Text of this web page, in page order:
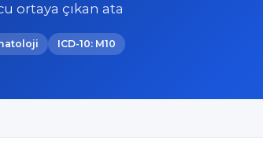
ortaya çıkan ata
ICD-10: M10